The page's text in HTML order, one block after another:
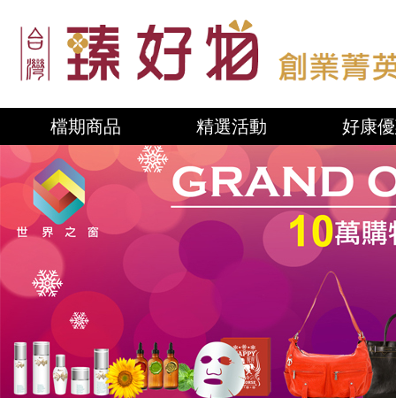
檔期商品 精選活動 好康